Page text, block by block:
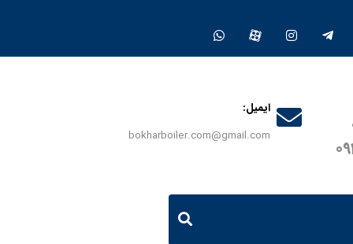
ایمیل:
bokharboiler.com@gmail.com